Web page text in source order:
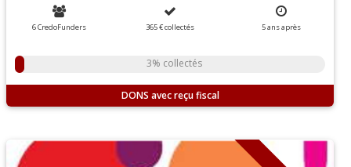
6 CredoFunders 365 €collectés 5ansaprès
3% collectés
DONS